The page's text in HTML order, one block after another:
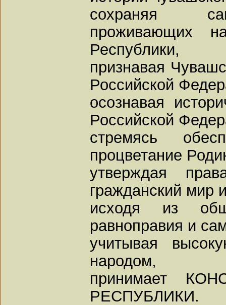
сохраняя
проживающих
Республики,
признавая
Российской
осознавая
Российской
стремясь
процветание
утверждая
гражданский мир
исходя из
равноправия и
учитывая
народом,
принимает
РЕСПУБЛИКИ.